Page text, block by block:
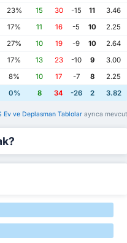
23% 15 30 -15 11
3.46
17% 11 16 -5 10
2.25
27% 10 19 -9 10
2.64
17% 13 23 -10 9
3.00
8% 10 17 -7 8
2.25
0% 8 34 -26 2 3.82
Ev ve Deplasman Tablolar ayrıca mevcut